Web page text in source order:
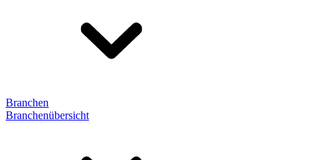
Branchen
Branchenübersicht